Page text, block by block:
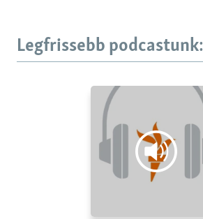
Legfrissebb podcastunk: